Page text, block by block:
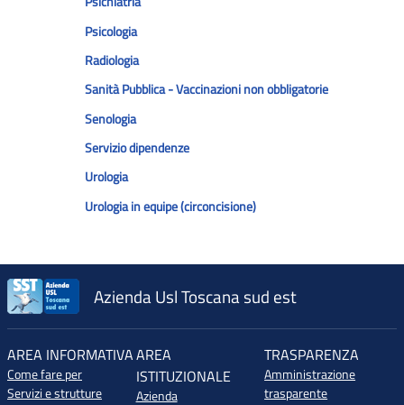
Psicologia
Radiologia
Sanità Pubblica - Vaccinazioni non obbligatorie
Senologia
Servizio dipendenze
Urologia
Urologia in equipe (circoncisione)
Azienda Usl Toscana sud est
AREA INFORMATIVA
Come fare per
Servizi e strutture
AREA
ISTITUZIONALE
Azienda
TRASPARENZA
Amministrazione
trasparente